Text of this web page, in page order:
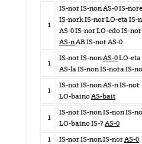
1
IS-nor IS-non AS-0 IS-
IS-nork IS-nor LO-eta IS-
AS-0 IS-nor LO-edo IS-nor
AS-nAB IS-nor AS-0
1
IS-nor IS-nonAS-0LO-eta
AS-la IS-non IS-nora IS-
1
IS-nor IS-non AS-n IS-nor
LO-bainoAS-bait
1
IS-nor IS-non IS-non IS-
LO-baino IS-? AS-0
1
IS-nor IS-non IS-norAS-0